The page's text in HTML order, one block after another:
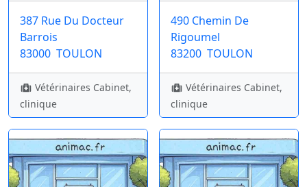
387 Rue Du Docteur
Barrois
83000 TOULON
Vétérinaires Cabinet,
clinique
490 Chemin De
Rigoumel
83200 TOULON
Vétérinaires Cabinet,
clinique